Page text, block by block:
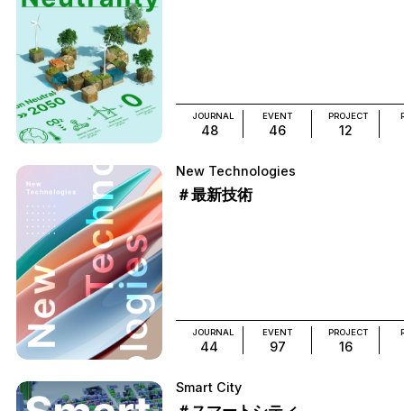
JOURNAL
48
EVENT
46
PROJECT
12
New Technologies
＃最新技術
JOURNAL
44
EVENT
97
PROJECT
16
Smart City